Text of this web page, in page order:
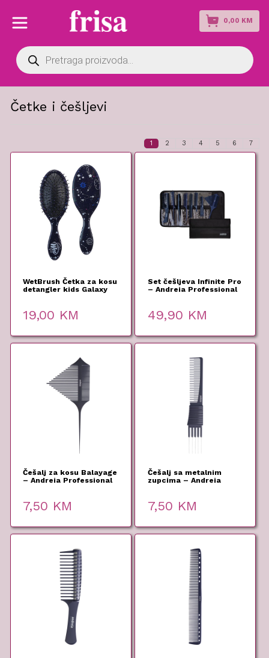
0,00 KM
Products
search
Četke i češljevi
1 2 3 4 5 6 7
WetBrush Četka za kosu
detangler kids Galaxy
19,00 KM
Set češljeva Infinite Pro
– Andreia Professional
49,90 KM
Češalj za kosu Balayage
– Andreia Professional
7,50 KM
Češalj sa metalnim
zupcima – Andreia
7,50 KM